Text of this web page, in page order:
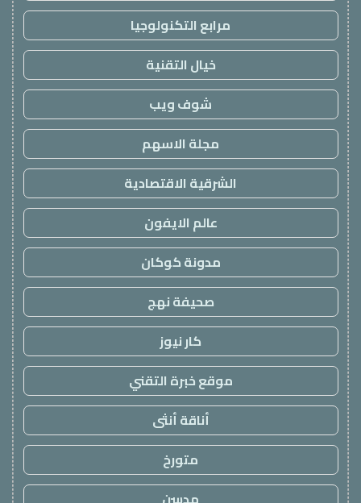
مرابع التكنولوجيا
خيال التقنية
شوف ويب
مجلة الاسهم
الشرقية الاقتصادية
عالم الايفون
مدونة كوكان
صحيفة نهج
كار نيوز
موقع خبرة التقني
أناقة أنثى
متورخ